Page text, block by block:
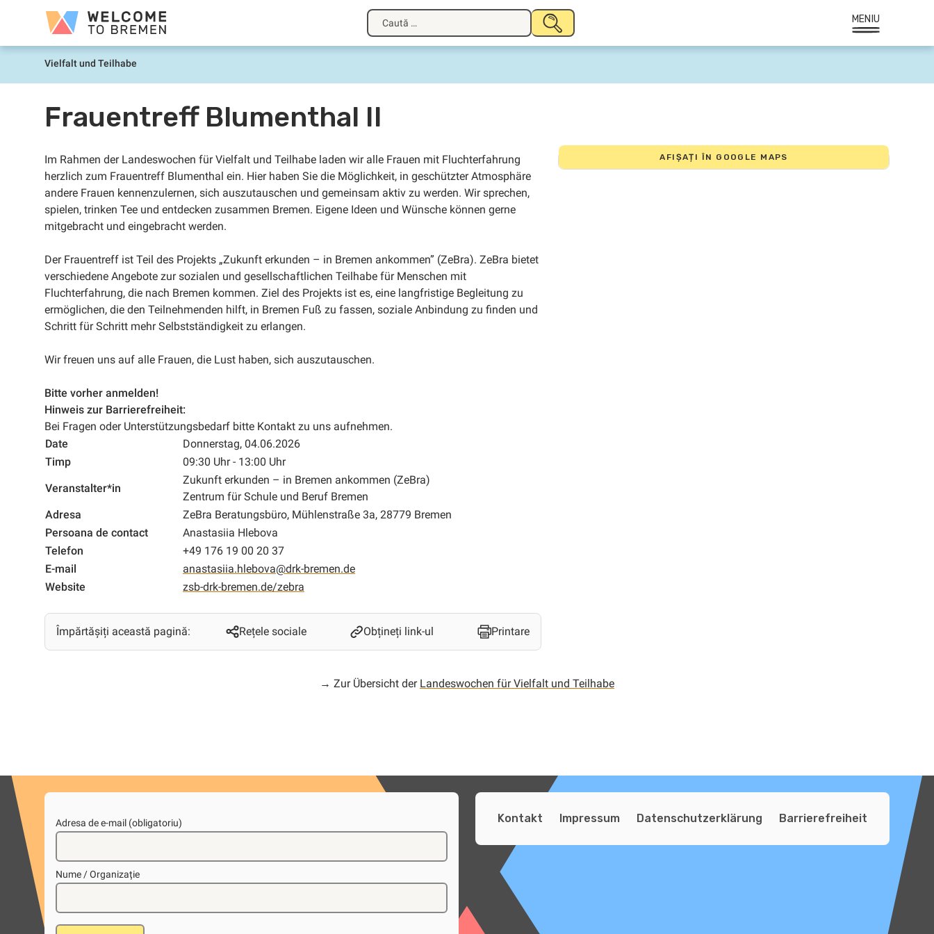
Welcome
to
Bremen
Caută
după:
TRIMITE
MENIU
Prima
pagină
Vielfalt und Teilhabe
Frauentreff Blumenthal II
Im Rahmen der Landeswochen für Vielfalt und Teilhabe laden wir alle Frauen mit Fluchterfahrung
herzlich zum Frauentreff Blumenthal ein. Hier haben Sie die Möglichkeit, in geschützter Atmosphäre
andere Frauen kennenzulernen, sich auszutauschen und gemeinsam aktiv zu werden. Wir sprechen,
spielen, trinken Tee und entdecken zusammen Bremen. Eigene Ideen und Wünsche können gerne
mitgebracht und eingebracht werden.
Der Frauentreff ist Teil des Projekts „Zukunft erkunden – in Bremen ankommen” (ZeBra). ZeBra bietet
verschiedene Angebote zur sozialen und gesellschaftlichen Teilhabe für Menschen mit
Fluchterfahrung, die nach Bremen kommen. Ziel des Projekts ist es, eine langfristige Begleitung zu
ermöglichen, die den Teilnehmenden hilft, in Bremen Fuß zu fassen, soziale Anbindung zu finden und
Schritt für Schritt mehr Selbstständigkeit zu erlangen.
Wir freuen uns auf alle Frauen, die Lust haben, sich auszutauschen.
Bitte vorher anmelden!
Hinweis zur Barrierefreiheit:
Bei Fragen oder Unterstützungsbedarf bitte Kontakt zu uns aufnehmen.
Date
Donnerstag, 04.06.2026
Timp
09:30 Uhr - 13:00 Uhr
Veranstalter*in
Zukunft erkunden – in Bremen ankommen (ZeBra)
Zentrum für Schule und Beruf Bremen
Adresa
ZeBra Beratungsbüro, Mühlenstraße 3a, 28779 Bremen
Persoana de contact
Anastasiia Hlebova
Telefon
+49 176 19 00 20 37
E-mail
anastasiia.hlebova@drk-bremen.de
Website
zsb-drk-bremen.de/zebra
AFIȘAȚI ÎN GOOGLE MAPS
Împărtășiți această pagină: Rețele sociale Obțineți link-ul Printare
→ Zur Übersicht der Landeswochen für Vielfalt und Teilhabe
Adresa de e-mail (obligatoriu)
Nume / Organizație
Kontakt Impressum Datenschutzerklärung Barrierefreiheit